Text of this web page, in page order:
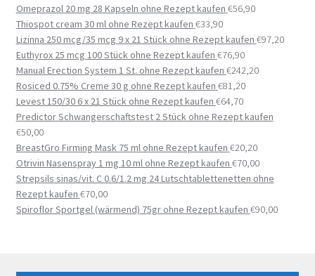
Omeprazol 20 mg 28 Kapseln ohne Rezept kaufen €56,90
Thiospot cream 30 ml ohne Rezept kaufen €33,90
Lizinna 250 mcg/35 mcg 9 x 21 Stück ohne Rezept kaufen €97,20
Euthyrox 25 mcg 100 Stück ohne Rezept kaufen €76,90
Manual Erection System 1 St. ohne Rezept kaufen €242,20
Rosiced 0.75% Creme 30 g ohne Rezept kaufen €81,20
Levest 150/30 6 x 21 Stück ohne Rezept kaufen €64,70
Predictor Schwangerschaftstest 2 Stück ohne Rezept kaufen
€50,00
BreastGro Firming Mask 75 ml ohne Rezept kaufen €20,20
Otrivin Nasenspray 1 mg 10 ml ohne Rezept kaufen €70,00
Strepsils sinas/vit. C 0.6/1.2 mg 24 Lutschtablettenetten ohne
Rezept kaufen €70,00
Spiroflor Sportgel (wärmend) 75gr ohne Rezept kaufen €90,00